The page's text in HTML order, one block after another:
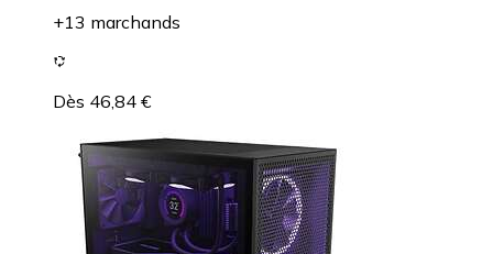
+13 marchands
Dès 46,84 €